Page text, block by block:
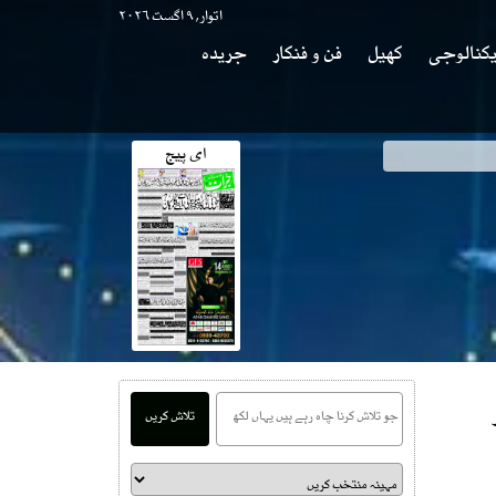
اتوار, ۹ اگست ۲۰۲۶
کھیل فن و فنکار
جریدہ
ای پیج
تلاش کریں